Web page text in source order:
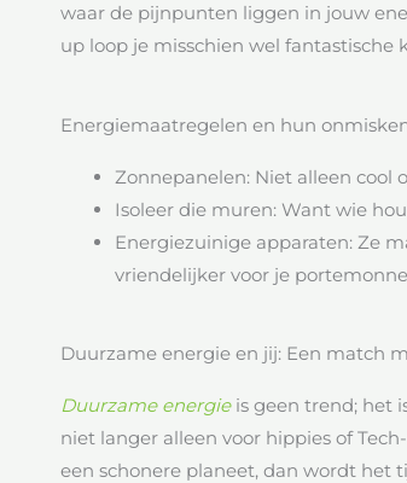
waar de pijnpunten liggen in jouw
up loop je misschien wel fantastische
Energiemaatregelen en hun
Zonnepanelen: Niet alleen cool
Isoleer die muren: Want wie
Energiezuinige apparaten: Ze
vriendelijker voor je
Duurzame energie en jij: Een match
Duurzame energieis geen trend; het
niet langer alleen voor hippies of
een schonere planeet, dan wordt het